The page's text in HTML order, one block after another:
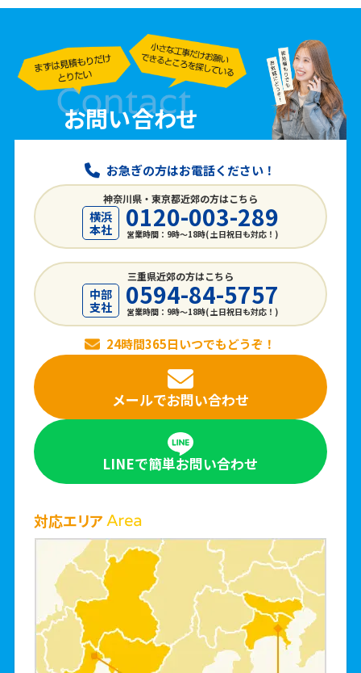
お問い合わせ
お急ぎの方はお電話ください！
神奈川県・東京都近郊の方はこちら
横浜
本社
0120-003-289
営業時間：9時〜18時( 土日祝日も対応！)
三重県近郊の方はこちら
中部
支社
0594-84-5757
営業時間：9時〜18時( 土日祝日も対応！)
24時間365日いつでもどうぞ！
メールでお問い合わせ
LINEで簡単お問い合わせ
対応エリア